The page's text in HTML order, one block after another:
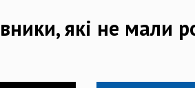
які не мали